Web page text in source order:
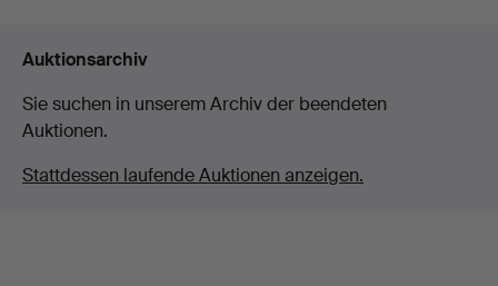
Auktionsarchiv
Sie suchen in unserem Archiv der beendeten
Auktionen.
Stattdessen laufende Auktionen anzeigen.